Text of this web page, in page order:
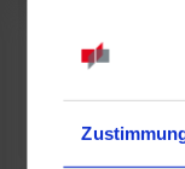
Online INDIS-
Zum Event